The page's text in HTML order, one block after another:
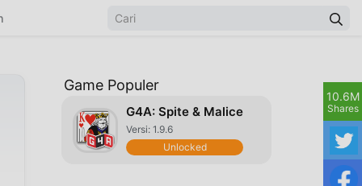
Game Populer
G4A: Spite & Malice
Versi: 1.9.6
Unlocked
10.6M
Shares